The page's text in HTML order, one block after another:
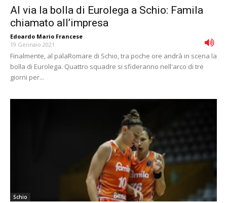
Al via la bolla di Eurolega a Schio: Famila
chiamato all’impresa
Edoardo Mario Francese -
19 Gennaio 2021
Finalmente, al palaRomare di Schio, tra poche ore andrà in scena la
bolla di Eurolega. Quattro squadre si sfideranno nell'arco di tre
giorni per...
Schio